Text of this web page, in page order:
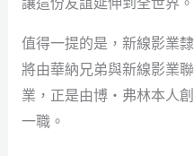
值得一提的是，新線影業
將由華納兄弟與新線影業
業，正是由博・弗林本人
一職。